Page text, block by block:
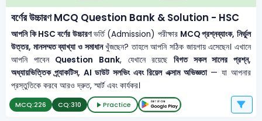
বর্ণের উচ্চারণ MCQ Question Bank & Solution - HSC
আপনি কি HSC বর্ণের উচ্চারণভর্তি (Admission) পরীক্ষার MCQ প্রশ্নব্যাংক, নির্ভুল
উত্তর, মানসম্মত ব্যাখ্যা ও সমাধানখুঁজছেন? তাহলে আপনি সঠিক জায়গায় এসেছেন। এখানে
আপনি পাবেন Question Bank, যেখানে রয়েছে বিগত সকল সালের প্রশ্ন,
অধ্যায়ভিত্তিক প্র্যাকটিস, AI ডাউট সলভিং এবং রিয়েল এক্সাম অভিজ্ঞতা— যা আপনার
প্রস্তুতিকে করবে আরও দ্রুত, স্মার্ট এবং কার্যকর।
MCQ:226 CQ:310 Practice